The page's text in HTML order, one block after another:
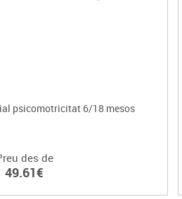
psicomotricitat 6/18 mesos
des de
49.61€